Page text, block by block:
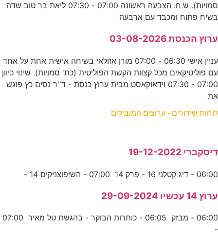
סמויות). ש.ח. הצבעה ראשונה 07:00 - 07:30 ליאת בר טוב שדה
בשיח פתוח ומכבד עם ארבעה
ערוץ הכנסת 03-08-2026
עניין אישי 06:30 - 07:00 מורן אזולאי בשיחה אישית אחת על אחד
עם פוליטיקאים מכל קצוות הקשת הפוליטית (כת' סמויות). שינוי כיוון
07:00 - 07:30 וידאוקאסט מבית ערוץ כנסת - ד''ר נסים כץ פוגש
את
לוחות שידורים - ערוצים המובילים
דיסקברי 19-12-2022
06:00 - דיג קטלני 16 - פרק 14 07:00 - השיפוצניקים 14 -
ערוץ 14 עכשיו 29-09-2024
06:00 - מבזק 06:05 - כותרות הבוקר - בהגשת טל מאיר 07:00
-